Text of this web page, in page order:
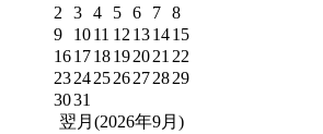
2
3 4 5 6 7 8
9
1011 12 131415
161718192021 22
23242526272829
3031
翌月(2026年9月)